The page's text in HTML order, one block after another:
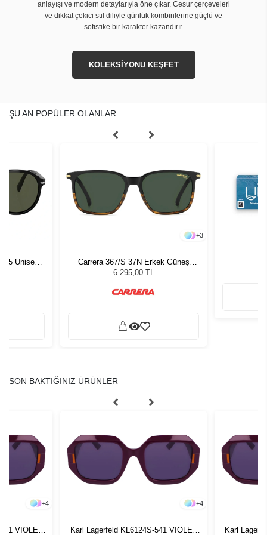
anlayışı ve modern detaylarıyla öne çıkar. Cesur çerçeveleri
ve dikkat çekici stil diliyle günlük kombinlerine güçlü ve
sofistike bir karakter kazandırır.
KOLEKSİYONU KEŞFET
ŞU AN POPÜLER OLANLAR
55 Unisex
+3
Carrera 367/S 37N Erkek Güneş
Gözlüğü
6.295,00 TL
SON BAKTIĞINIZ ÜRÜNLER
+4
VIOLET
+4
Karl Lagerfeld KL6124S-541 VIOLET
Karl